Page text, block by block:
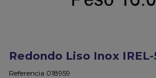
Redondo Liso Inox IREL-
Referencia 018959